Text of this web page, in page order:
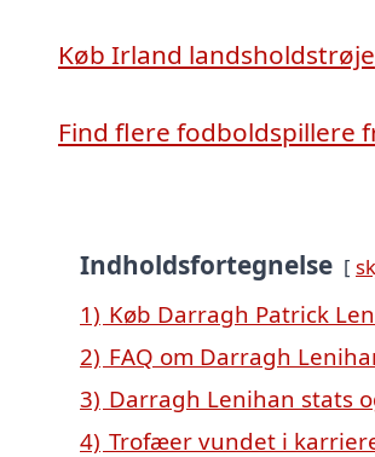
Køb Irland landsholdstrøje
Find flere fodboldspillere
Indholdsfortegnelse
1) Køb Darragh Patrick
2) FAQ om Darragh
3) Darragh Lenihan stats
4) Trofæer vundet i